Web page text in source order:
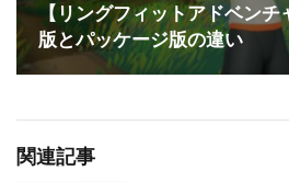
【リングフィットアドベンチ
版とパッケージ版の違い
関連記事